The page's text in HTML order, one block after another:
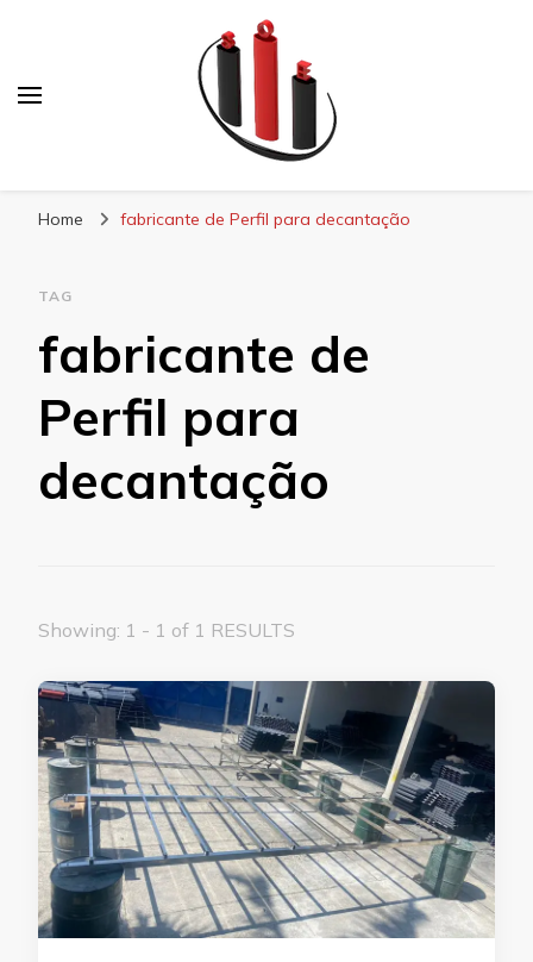
Home fabricante de Perfil para decantação
TAG
fabricante de
Perfil para
decantação
Showing: 1 - 1 of 1 RESULTS